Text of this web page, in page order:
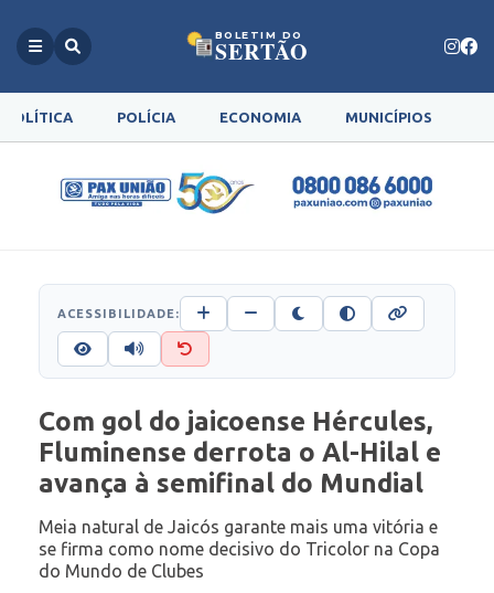
BOLETIM DO
SERTÃO
POLÍTICA POLÍCIA ECONOMIA MUNICÍPIOS
ACESSIBILIDADE:
Com gol do jaicoense Hércules,
Fluminense derrota o Al-Hilal e
avança à semifinal do Mundial
Meia natural de Jaicós garante mais uma vitória e
se firma como nome decisivo do Tricolor na Copa
do Mundo de Clubes